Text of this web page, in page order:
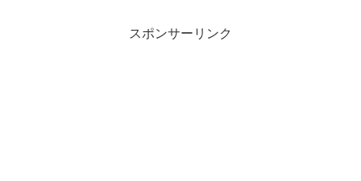
スポンサーリンク